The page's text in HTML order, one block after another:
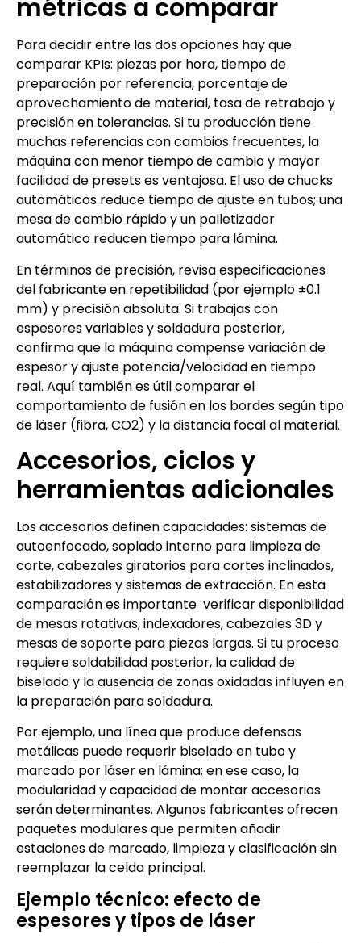
métricas a comparar
Para decidir entre las dos opciones hay que
comparar KPIs: piezas por hora, tiempo de
preparación por referencia, porcentaje de
aprovechamiento de material, tasa de retrabajo y
precisión en tolerancias. Si tu producción tiene
muchas referencias con cambios frecuentes, la
máquina con menor tiempo de cambio y mayor
facilidad de presets es ventajosa. El uso de chucks
automáticos reduce tiempo de ajuste en tubos; una
mesa de cambio rápido y un palletizador
automático reducen tiempo para lámina.
En términos de precisión, revisa especificaciones
del fabricante en repetibilidad (por ejemplo ±0.1
mm) y precisión absoluta. Si trabajas con
espesores variables y soldadura posterior,
confirma que la máquina compense variación de
espesor y ajuste potencia/velocidad en tiempo
real. Aquí también es útil comparar el
comportamiento de fusión en los bordes según tipo
de láser (fibra, CO2) y la distancia focal al material.
Accesorios, ciclos y
herramientas adicionales
Los accesorios definen capacidades: sistemas de
autoenfocado, soplado interno para limpieza de
corte, cabezales giratorios para cortes inclinados,
estabilizadores y sistemas de extracción. En esta
comparación es importante verificar disponibilidad
de mesas rotativas, indexadores, cabezales 3D y
mesas de soporte para piezas largas. Si tu proceso
requiere soldabilidad posterior, la calidad de
biselado y la ausencia de zonas oxidadas influyen en
la preparación para soldadura.
Por ejemplo, una línea que produce defensas
metálicas puede requerir biselado en tubo y
marcado por láser en lámina; en ese caso, la
modularidad y capacidad de montar accesorios
serán determinantes. Algunos fabricantes ofrecen
paquetes modulares que permiten añadir
estaciones de marcado, limpieza y clasificación sin
reemplazar la celda principal.
Ejemplo técnico: efecto de
espesores y tipos de láser